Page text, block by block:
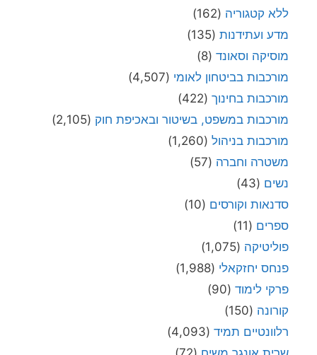
ללא קטגוריה (162)
מדע ועתידנות (135)
מוסיקה וסאונד (8)
מורכבות בביטחון לאומי (4,507)
מורכבות בחינוך (422)
מורכבות במשפט, בשיטור ובאכיפת חוק (2,105)
מורכבות בניהול (1,260)
משטרה וחברה (57)
נשים (43)
סדנאות וקורסים (10)
ספרים (11)
פוליטיקה (1,075)
פנחס יחזקאלי (1,988)
פרקי לימוד (90)
קורונה (150)
רלוונטיים תמיד (4,093)